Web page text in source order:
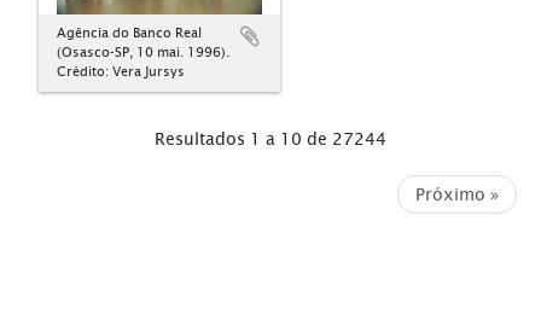
Agência do Banco Real
(Osasco-SP, 10 mai. 1996).
Crédito: Vera Jursys
Resultados 1 a 10 de 27244
Próximo »